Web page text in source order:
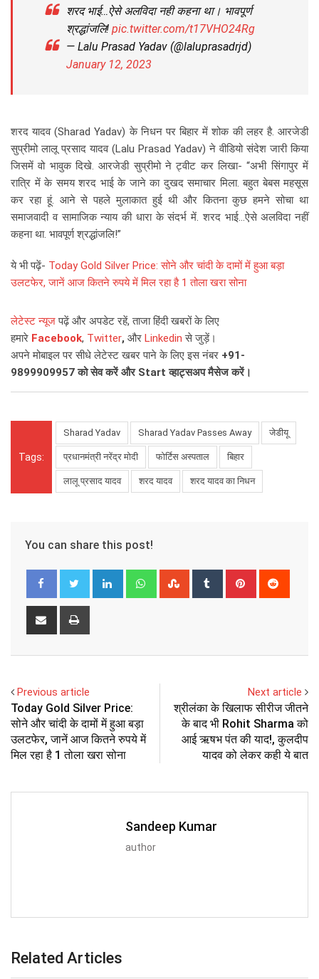
शरद भाई…ऐसे अलविदा नही कहना था। भावपूर्ण
श्रद्धांजलि! pic.twitter.com/t17VHO24Rg
— Lalu Prasad Yadav (@laluprasadrjd)
January 12, 2023
शरद यादव (Sharad Yadav) के निधन पर बिहार में शोक की लहर है. आरजेडी
सुप्रीमो लालू प्रसाद यादव (Lalu Prasad Yadav) ने वीडियो संदेश जारी किया
जिसमें वो भावुक दिखे. आरजेडी सुप्रीमो ने ट्वीट कर लिखा- “अभी सिंगापुर में
रात्रि में के समय शरद भाई के जाने का दुखद समाचार मिला. बहुत बेबस महसूस
कर रहा हूं. आने से पहले मुलाकात हुई थी और कितना कुछ हमने सोचा था
समाजवादी व सामाजिक न्याय की धारा के संदर्भ में. शरद भाई…ऐसे अलविदा नहीं
कहना था. भावपूर्ण श्रद्धांजलि!”
ये भी पढ़ें- Today Gold Silver Price: सोने और चांदी के दामों में हुआ बड़ा
उलटफेर, जानें आज कितने रुपये में मिल रहा है 1 तोला खरा सोना
लेटेस्ट न्यूजपढ़ें और अपडेट रहें, ताजा हिंदी खबरों के लिए
हमारे Facebook, Twitter, और Linkedin से जुड़ें।
अपने मोबाइल पर सीधे लेटेस्ट खबर पाने के लिए इस नंबर +91-
9899909957को सेव करें और Start व्हाट्सअप मैसेज करें।
Tags:
Sharad Yadav Sharad Yadav Passes Away जेडीयू
प्रधानमंत्री नरेंद्र मोदी फोर्टिस अस्पताल बिहार
लालू प्रसाद यादव शरद यादव शरद यादव का निधन
You can share this post!
LinkedIn WhatsappStumbleUpon
Tumblr Pinterest
Share
Previous article
Today Gold Silver Price:
सोने और चांदी के दामों में हुआ बड़ा
उलटफेर, जानें आज कितने रुपये में
मिल रहा है 1 तोला खरा सोना
Next article
श्रीलंका के खिलाफ सीरीज जीतने
के बाद भी Rohit Sharma को
आई ऋषभ पंत की याद!, कुलदीप
यादव को लेकर कही ये बात
Sandeep Kumar
author
Related Articles